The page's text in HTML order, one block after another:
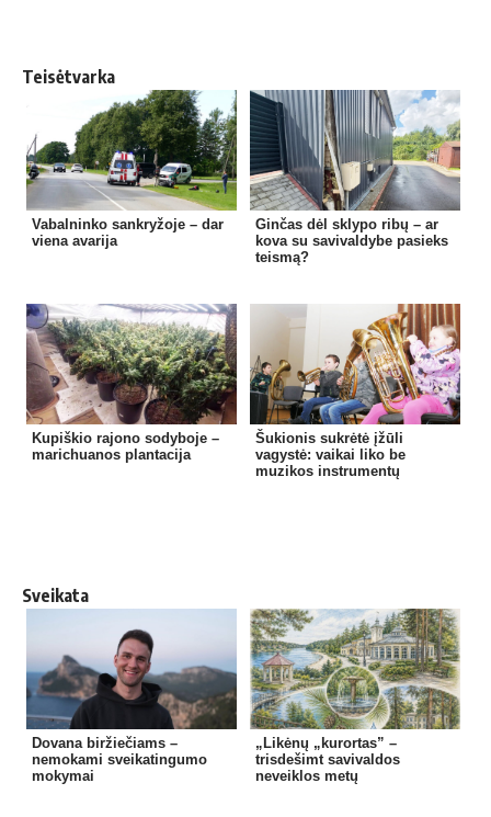
Teisėtvarka
Vabalninko sankryžoje – dar
viena avarija
Ginčas dėl sklypo ribų – ar
kova su savivaldybe pasieks
teismą?
Kupiškio rajono sodyboje –
marichuanos plantacija
Šukionis sukrėtė įžūli
vagystė: vaikai liko be
muzikos instrumentų
Sveikata
Dovana biržiečiams –
nemokami sveikatingumo
mokymai
„Likėnų „kurortas” –
trisdešimt savivaldos
neveiklos metų